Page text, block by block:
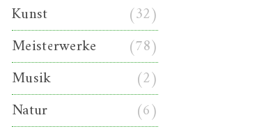
Kunst
(32)
Meisterwerke
(78)
Musik
(2)
Natur
(6)